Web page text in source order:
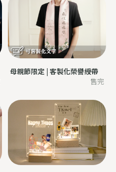
母親節限定 | 客製化榮譽綬帶
售完